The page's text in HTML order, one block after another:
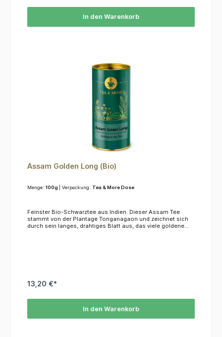
In den Warenkorb
Assam Golden Long (Bio)
Menge: 100g | Verpackung: Tea & More Dose
Feinster Bio-Schwarztee aus Indien. Dieser Assam Tee
stammt von der Plantage Tonganagaon und zeichnet sich
durch sein langes, drahtiges Blatt aus, das viele goldene
13,20 €*
In den Warenkorb